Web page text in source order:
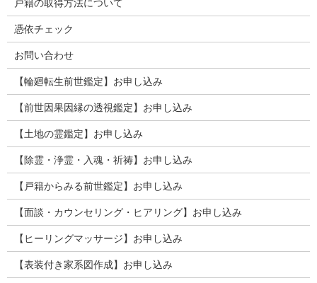
憑依チェック
お問い合わせ
【輪廻転生前世鑑定】お申し込み
【前世因果因縁の透視鑑定】お申し込み
【土地の霊鑑定】お申し込み
【除霊・浄霊・入魂・祈祷】お申し込み
【戸籍からみる前世鑑定】お申し込み
【面談・カウンセリング・ヒアリング】お申し込み
【ヒーリングマッサージ】お申し込み
【表装付き家系図作成】お申し込み